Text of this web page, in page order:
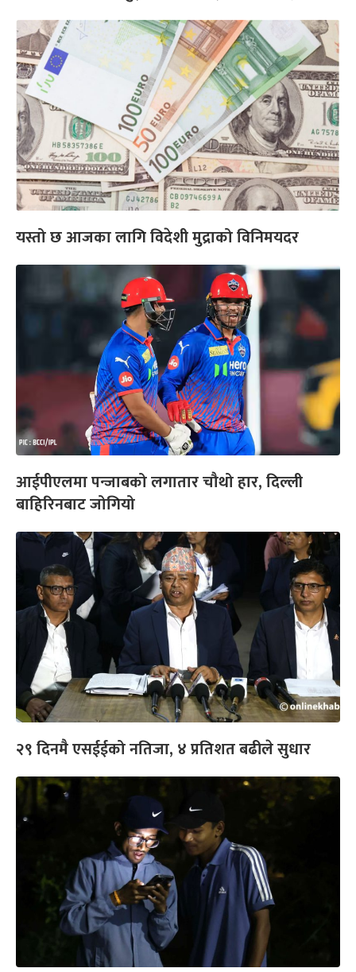
यस्तो छ आजका लागि विदेशी मुद्राको विनिमयदर
आईपीएलमा पन्जाबको लगातार चौथो हार, दिल्ली
बाहिरिनबाट जोगियो
२९ दिनमै एसईईको नतिजा, ४ प्रतिशत बढीले सुधार